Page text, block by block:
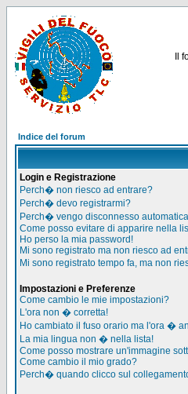
Il
Indice del forum
Login e Registrazione
Perch� non riesco ad entrare?
Perch� devo registrarmi?
Perch� vengo disconnesso
Come posso evitare di apparire nella
Ho perso la mia password!
Mi sono registrato ma non riesco ad
Mi sono registrato tempo fa, ma non
Impostazioni e Preferenze
Come cambio le mie impostazioni?
L'ora non � corretta!
Ho cambiato il fuso orario ma l'ora �
La mia lingua non � nella lista!
Come posso mostrare un'immagine
Come cambio il mio grado?
Perch� quando clicco sul